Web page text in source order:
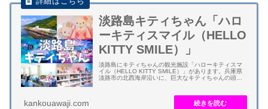
淡路島キティちゃん「ハロ
ーキティスマイル（HELLO
KITTY SMILE）」
淡路島にキティちゃんの観光施設「ハローキティスマ
イル（HELLO KITTY SMILE）」があります。兵庫県
淡路市の北西海岸沿いに、巨大なキティちゃんの頭部
kankouawaji.com